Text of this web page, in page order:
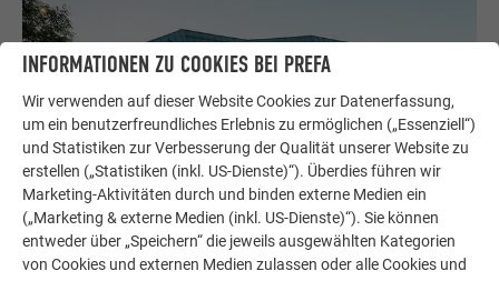
INFORMATIONEN ZU COOKIES BEI PREFA
Wir verwenden auf dieser Website Cookies zur Datenerfassung,
um ein benutzerfreundliches Erlebnis zu ermöglichen („Essenziell“)
und Statistiken zur Verbesserung der Qualität unserer Website zu
erstellen („Statistiken (inkl. US-Dienste)“). Überdies führen wir
Marketing-Aktivitäten durch und binden externe Medien ein
(„Marketing & externe Medien (inkl. US-Dienste)“). Sie können
entweder über „Speichern“ die jeweils ausgewählten Kategorien
von Cookies und externen Medien zulassen oder alle Cookies und